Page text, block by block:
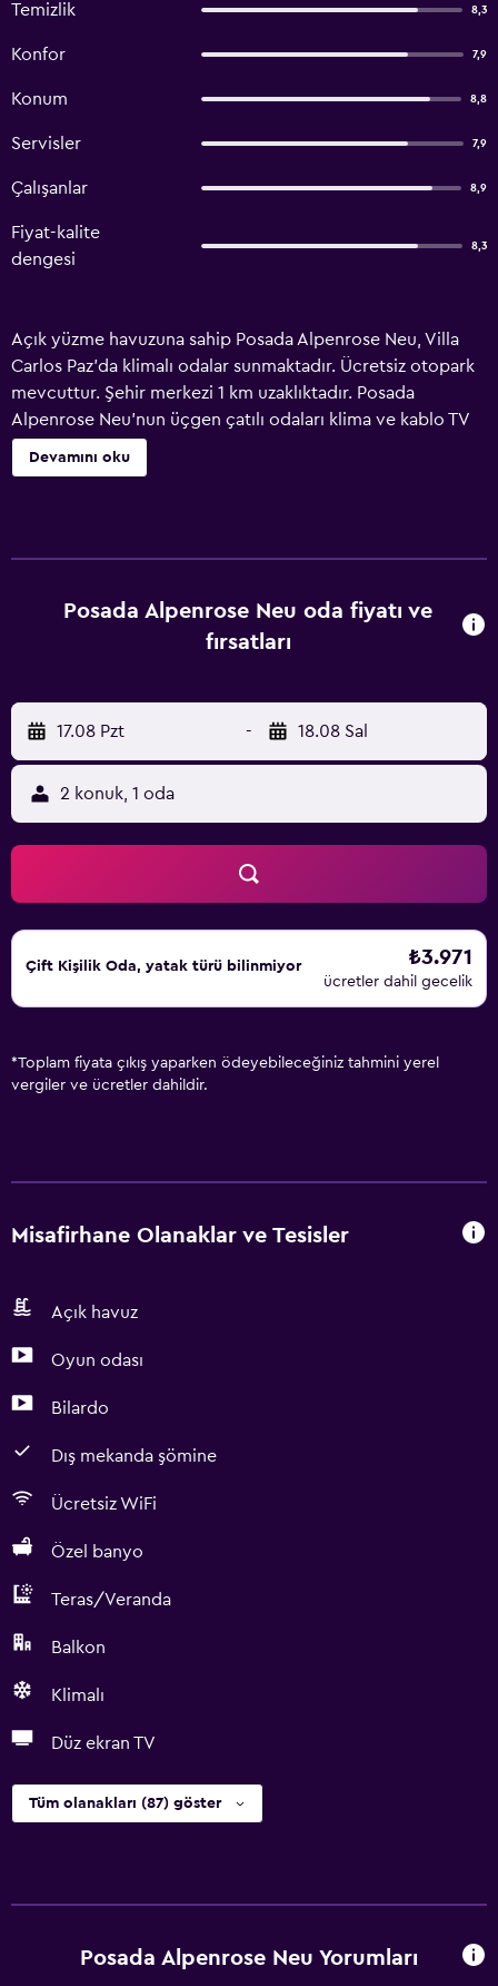
Temizlik 8,3
Konfor 7,9
Konum 8,8
Servisler 7,9
Çalışanlar 8,9
Fiyat-kalite
dengesi
8,3
Açık yüzme havuzuna sahip Posada Alpenrose Neu, Villa
Carlos Paz'da klimalı odalar sunmaktadır. Ücretsiz otopark
mevcuttur. Şehir merkezi 1 km uzaklıktadır. Posada
Alpenrose Neu'nun üçgen çatılı odaları klima ve kablo TV
ile donatılmıştır. Tüm odalar özel banyoludur. Barbekü
olanakları ücretsiz olarak sunulmaktadır. Ücretsiz Wi-Fi
uzaklıktadır.
Devamını oku
Posada Alpenrose Neu oda fiyatı ve
fırsatları
17.08 Pzt - 18.08 Sal
2 konuk, 1 oda
Çift ​Kişilik Oda, yatak türü bilinmiyor ₺3.971
ücretler dahil gecelik
*Toplam fiyata çıkış yaparken ödeyebileceğiniz tahmini yerel
vergiler ve ücretler dahildir.
Misafirhane Olanaklar ve Tesisler
Açık havuz
Oyun odası
Bilardo
Dış mekanda şömine
Ücretsiz WiFi
Özel banyo
Teras/Veranda
Balkon
Klimalı
Düz ekran TV
Tüm olanakları (87) göster
Posada Alpenrose Neu Yorumları